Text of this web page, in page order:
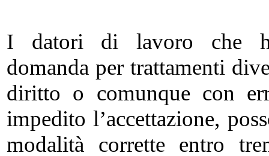
I datori di lavoro che
domanda per trattamenti
diritto o comunque con
impedito l’accettazione,
modalità corrette entro